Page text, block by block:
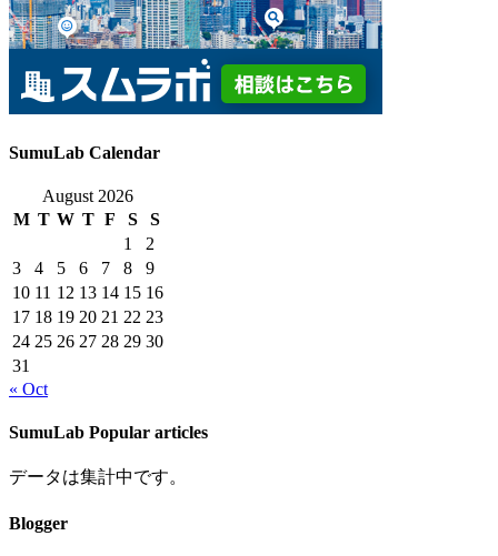
SumuLab Calendar
August 2026
M T W T F S
S
1
2
3
4 5 6 7 8
9
10 11 12 13 14 15 16
17 18 19 20 21 22 23
24 25 26 27 28 29 30
31
« Oct
SumuLab Popular articles
データは集計中です。
Blogger